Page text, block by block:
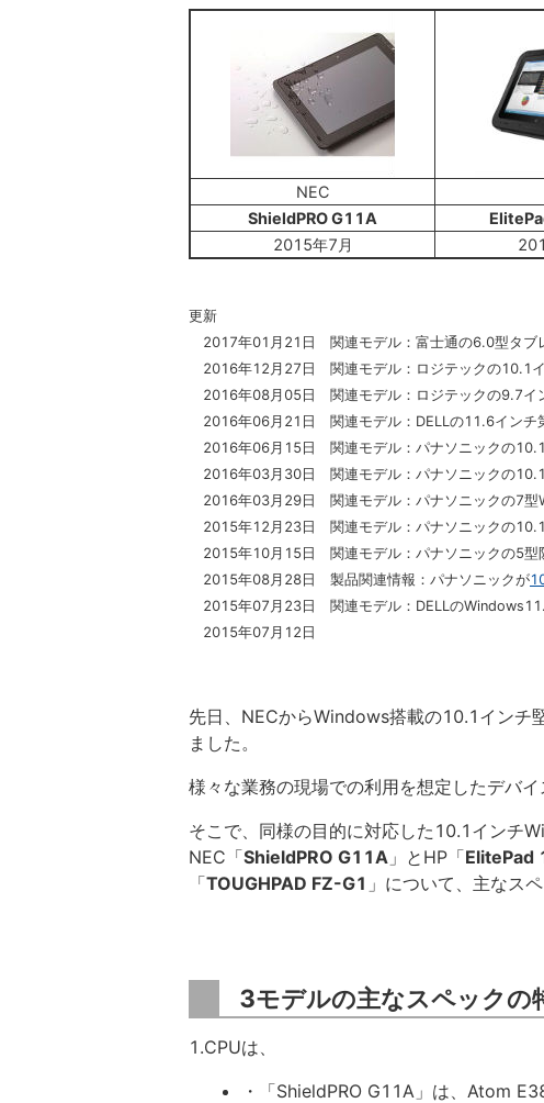
NEC
ShieldPRO G11A
2015年7月
更新
2017年01月21日 関連モデル：富士通の6.0型タブ
2016年12月27日 関連モデル：ロジテックの10.1イ
2016年08月05日 関連モデル：ロジテックの9.7イ
2016年06月21日 関連モデル：DELLの11.6インチ
2016年06月15日 関連モデル：パナソニックの10.1
2016年03月30日 関連モデル：パナソニックの10.1
2016年03月29日 関連モデル：パナソニックの7型
2015年12月23日 関連モデル：パナソニックの10.1
2015年10月15日 関連モデル：パナソニックの5型
2015年08月28日 製品関連情報：パナソニックが
2015年07月23日 関連モデル：DELLの
2015年07月12日
先日、NECからWindows搭載の10.1インチ
ました。
様々な業務の現場での利用を想定したデバイ
そこで、同様の目的に対応した10.1インチ
NEC「ShieldPRO G11A 」とHP「ElitePad
「TOUGHPAD FZ-G1 」について、主なス
3モデルの主なスペックの
1.CPUは、
・「ShieldPRO G11A」は、Atom